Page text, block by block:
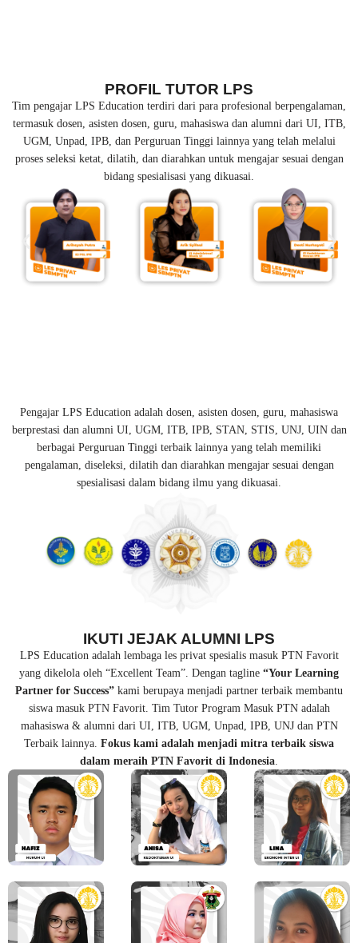
PROFIL TUTOR LPS
Tim pengajar LPS Education terdiri dari para profesional berpengalaman,
termasuk dosen, asisten dosen, guru, mahasiswa dan alumni dari UI, ITB,
UGM, Unpad, IPB, dan Perguruan Tinggi lainnya yang telah melalui
proses seleksi ketat, dilatih, dan diarahkan untuk mengajar sesuai dengan
bidang spesialisasi yang dikuasai.
Pengajar LPS Education adalah dosen, asisten dosen, guru, mahasiswa
berprestasi dan alumni UI, UGM, ITB, IPB, STAN, STIS, UNJ, UIN dan
berbagai Perguruan Tinggi terbaik lainnya yang telah memiliki
pengalaman, diseleksi, dilatih dan diarahkan mengajar sesuai dengan
spesialisasi dalam bidang ilmu yang dikuasai.
IKUTI JEJAK ALUMNI LPS
LPS Education adalah lembaga les privat spesialis masuk PTN Favorit
yang dikelola oleh “Excellent Team”. Dengan tagline “Your Learning
Partner for Success” kami berupaya menjadi partner terbaik membantu
siswa masuk PTN Favorit. Tim Tutor Program Masuk PTN adalah
mahasiswa & alumni dari UI, ITB, UGM, Unpad, IPB, UNJ dan PTN
Terbaik lainnya. Fokus kami adalah menjadi mitra terbaik siswa
dalam meraih PTN Favorit di Indonesia